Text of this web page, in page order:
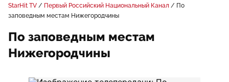
StarHit TV Первый Российский Национальный Канал
По
заповедным местам Нижегородчины
По заповедным местам
Нижегородчины